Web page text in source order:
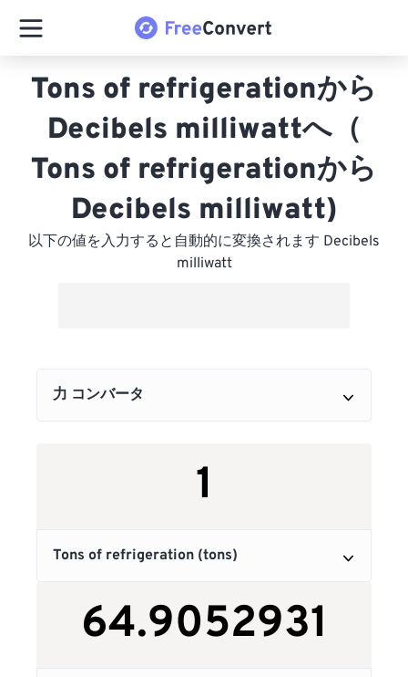
Tons of refrigerationから
Decibels milliwattへ（
Tons of refrigerationから
Decibels milliwatt)
以下の値を入力すると自動的に変換されます Decibels
milliwatt